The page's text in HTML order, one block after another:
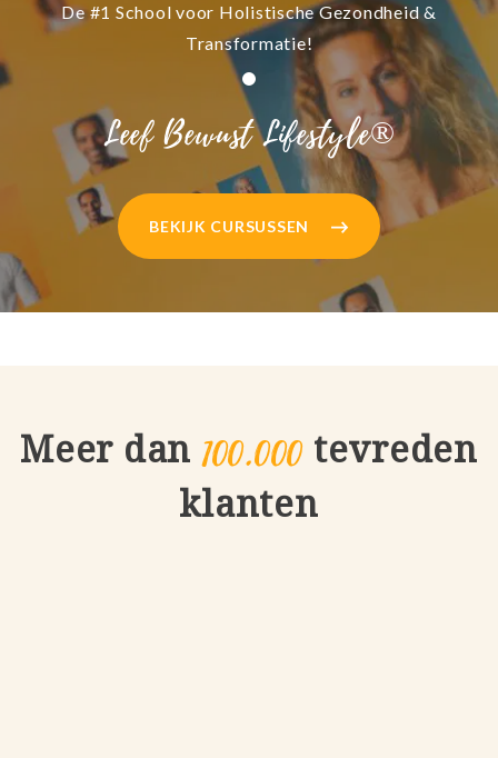
De #1 School voor Holistische Gezondheid &
Transformatie!
Leef Bewust Lifestyle®
BEKIJK CURSUSSEN
Meer dan 100.000 tevreden
klanten